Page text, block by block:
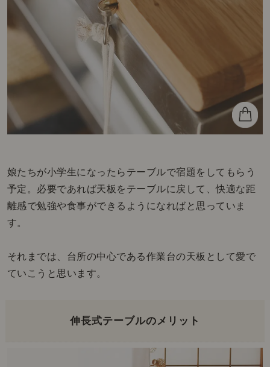
娘たちが小学生になったらテーブルで宿題をしてもらう
予定。必要であれば天板をテーブルに戻して、快適な距
離感で勉強や食事ができるようになればと思っていま
す。
それまでは、台所の中心である作業台の天板として愛で
ていこうと思います。
伸長式テーブルのメリット